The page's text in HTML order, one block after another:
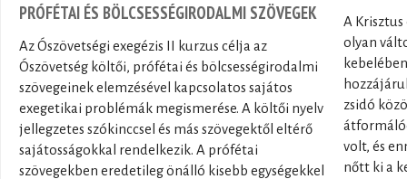
PRÓFÉTAI ÉS BÖLCSESSÉGIRODALMI SZÖVEGEK
Az Ószövetségi exegézis II kurzus célja az
Ószövetség költői, prófétai és bölcsességirodalmi
szövegeinek elemzésével kapcsolatos sajátos
exegetikai problémák megismerése. A költői nyelv
jellegzetes szókinccsel és más szövegektől eltérő
sajátosságokkal rendelkezik. A prófétai
szövegekben eredetileg önálló kisebb egységekkel
A
olyan
zsidó
volt, és
nőtt ki a